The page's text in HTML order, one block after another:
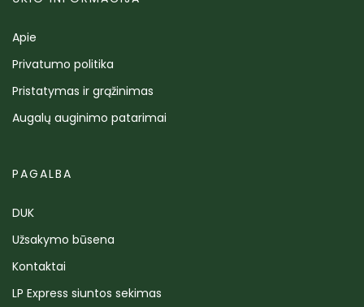
Apie
Privatumo politika
Pristatymas ir grąžinimas
Augalų auginimo patarimai
PAGALBA
DUK
Užsakymo būsena
Kontaktai
LP Express siuntos sekimas